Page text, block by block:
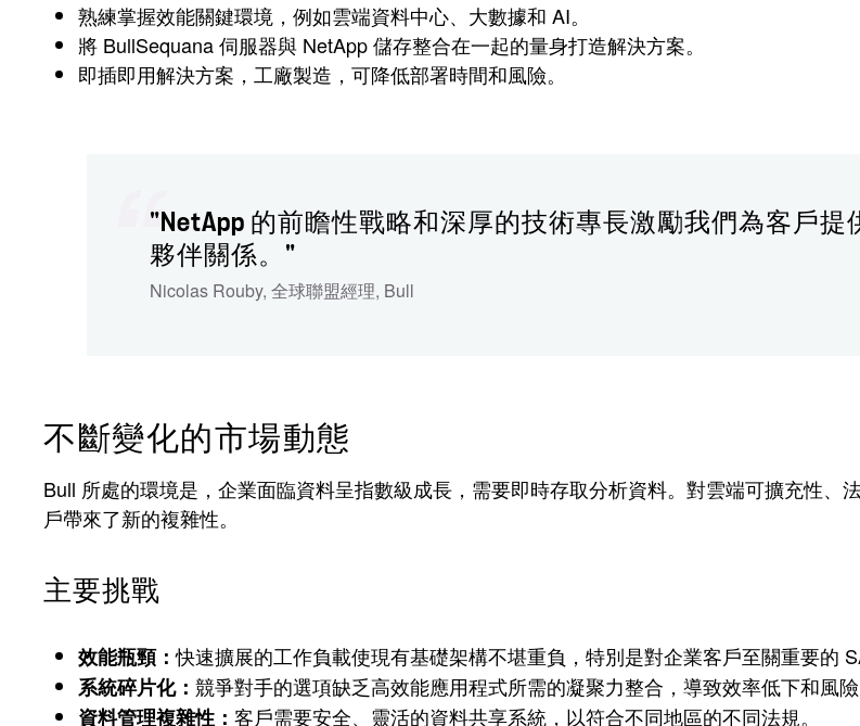
熟練掌握效能關鍵環境，例如雲端資料中心、大數據和 AI。
將 BullSequana 伺服器與 NetApp 儲存整合在一起的量身打造解決方案。
即插即用解決方案，工廠製造，可降低部署時間和風險。
"NetApp 的前瞻性戰略和深厚的技術專長激勵我們為客戶
夥伴關係。"
Nicolas Rouby, 全球聯盟經理, Bull
不斷變化的市場動態
Bull 所處的環境是，企業面臨資料呈指數級成長，需要即時存取分析資料。對雲端可擴充性
戶帶來了新的複雜性。
主要挑戰
效能瓶頸：快速擴展的工作負載使現有基礎架構不堪重負，特別是對企業客戶至關重要的
系統碎片化： 競爭對手的選項缺乏高效能應用程式所需的凝聚力整合，導致效率低下和風險
資料管理複雜性： 客戶需要安全、靈活的資料共享系統，以符合不同地區的不同法規。